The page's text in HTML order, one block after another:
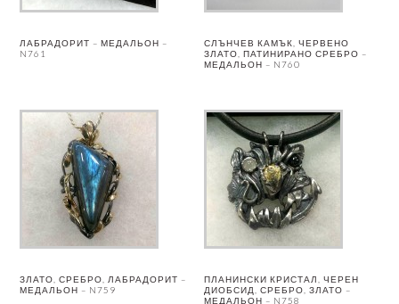
ЛАБРАДОРИТ – МЕДАЛЬОН –
N761
СЛЪНЧЕВ КАМЪК, ЧЕРВЕНО
ЗЛАТО, ПАТИНИРАНО СРЕБРО –
МЕДАЛЬОН – N760
ЗЛАТО, СРЕБРО, ЛАБРАДОРИТ –
МЕДАЛЬОН – N759
ПЛАНИНСКИ КРИСТАЛ, ЧЕРЕН
ДИОБСИД, СРЕБРО, ЗЛАТО –
МЕДАЛЬОН – N758